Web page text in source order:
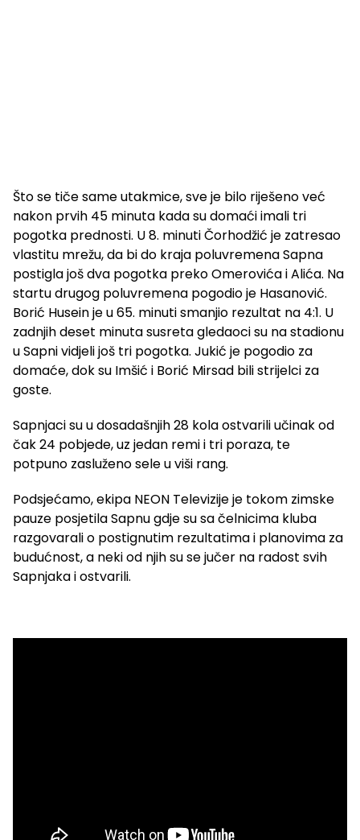
Što se tiče same utakmice, sve je bilo riješeno već
nakon prvih 45 minuta kada su domaći imali tri
pogotka prednosti. U 8. minuti Čorhodžić je zatresao
vlastitu mrežu, da bi do kraja poluvremena Sapna
postigla još dva pogotka preko Omerovića i Alića. Na
startu drugog poluvremena pogodio je Hasanović.
Borić Husein je u 65. minuti smanjio rezultat na 4:1. U
zadnjih deset minuta susreta gledaoci su na stadionu
u Sapni vidjeli još tri pogotka. Jukić je pogodio za
domaće, dok su Imšić i Borić Mirsad bili strijelci za
goste.
Sapnjaci su u dosadašnjih 28 kola ostvarili učinak od
čak 24 pobjede, uz jedan remi i tri poraza, te
potpuno zasluženo sele u viši rang.
Podsjećamo, ekipa NEON Televizije je tokom zimske
pauze posjetila Sapnu gdje su sa čelnicima kluba
razgovarali o postignutim rezultatima i planovima za
budućnost, a neki od njih su se jučer na radost svih
Sapnjaka i ostvarili.